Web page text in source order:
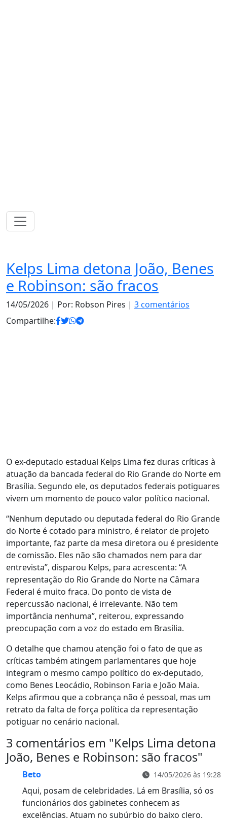
Kelps Lima detona João, Benes
e Robinson: são fracos
14/05/2026 | Por: Robson Pires | 3 comentários
Compartilhe:
O ex-deputado estadual Kelps Lima fez duras críticas à
atuação da bancada federal do Rio Grande do Norte em
Brasília. Segundo ele, os deputados federais potiguares
vivem um momento de pouco valor político nacional.
“Nenhum deputado ou deputada federal do Rio Grande
do Norte é cotado para ministro, é relator de projeto
importante, faz parte da mesa diretora ou é presidente
de comissão. Eles não são chamados nem para dar
entrevista”, disparou Kelps, para acrescenta: “A
representação do Rio Grande do Norte na Câmara
Federal é muito fraca. Do ponto de vista de
repercussão nacional, é irrelevante. Não tem
importância nenhuma”, reiterou, expressando
preocupação com a voz do estado em Brasília.
O detalhe que chamou atenção foi o fato de que as
críticas também atingem parlamentares que hoje
integram o mesmo campo político do ex-deputado,
como Benes Leocádio, Robinson Faria e João Maia.
Kelps afirmou que a cobrança não é pessoal, mas um
retrato da falta de força política da representação
potiguar no cenário nacional.
3 comentários em "Kelps Lima detona
João, Benes e Robinson: são fracos"
Beto 14/05/2026 às 19:28
Aqui, posam de celebridades. Lá em Brasília, só os
funcionários dos gabinetes conhecem as
excelências. Atuam no subúrbio do baixo clero.